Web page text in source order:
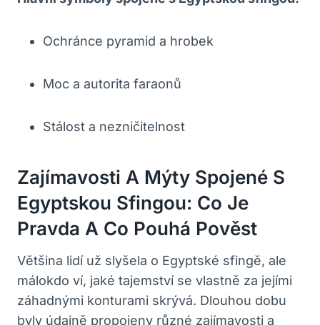
Ochránce pyramid a hrobek
Moc a autorita faraonů
Stálost a nezničitelnost
Zajímavosti A Mýty Spojené S
Egyptskou Sfingou: Co Je
Pravda A Co Pouhá Pověst
Většina lidí už slyšela o Egyptské sfingě, ale
málokdo ví, jaké tajemství se vlastně za jejími
záhadnými konturami skrývá. Dlouhou dobu
byly údajně propojeny různé zajímavosti a